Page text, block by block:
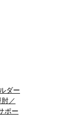
ダー
／
ポー